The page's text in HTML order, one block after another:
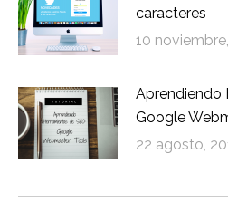
caracteres
10
Aprendiendo
Google
22 agosto,